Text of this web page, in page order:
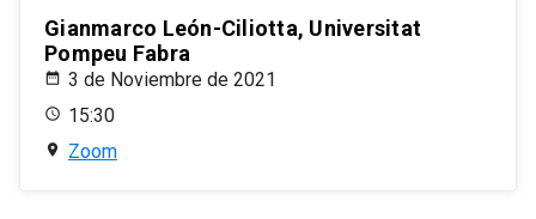
Gianmarco León-Ciliotta, Universitat
Pompeu Fabra
3 de Noviembre de 2021
15:30
Zoom